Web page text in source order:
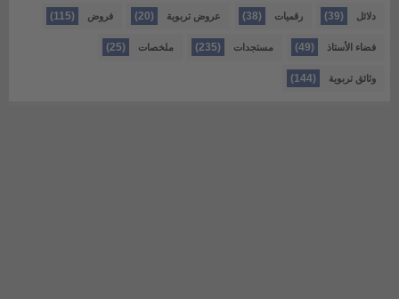
دلائل (39) رقميات (38) عروض تربوية (20) فروض (115)
فضاء الأستاذ (49) مستجدات (235) ملخصات (25)
وثائق تربوية (144)